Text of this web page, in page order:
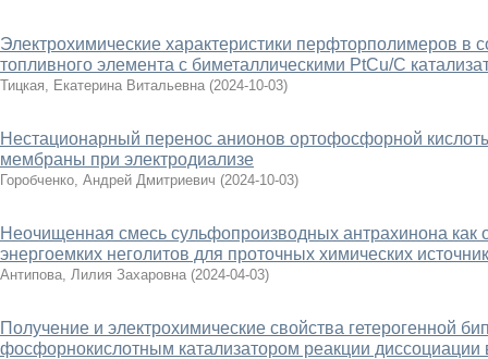
Электрохимические характеристики перфторполимеров в
топливного элемента с биметаллическими PtCu/С
Тицкая, Екатерина Витальевна (2024-10-03)
Нестационарный перенос анионов ортофосфорной
мембраны при электродиализе
Горобченко, Андрей Дмитриевич (2024-10-03)
Неочищенная смесь сульфопроизводных антрахинона как
энергоемких неголитов для проточных химических
Антипова, Лилия Захаровна (2024-04-03)
Получение и электрохимические свойства гетерогенной
фосфорнокислотным катализатором реакции диссоциации